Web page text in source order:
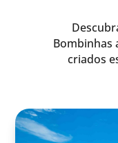
Bombinhas
criados